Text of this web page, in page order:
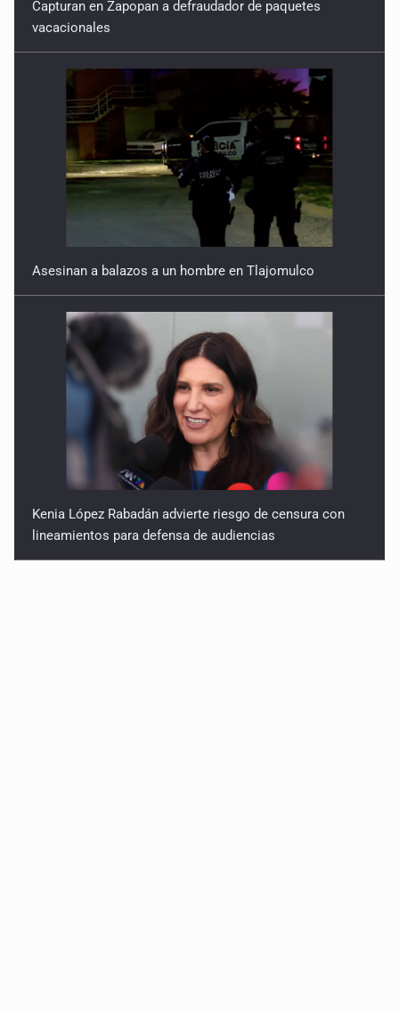
Capturan en Zapopan a defraudador de paquetes
vacacionales
Asesinan a balazos a un hombre en Tlajomulco
Kenia López Rabadán advierte riesgo de censura con
lineamientos para defensa de audiencias